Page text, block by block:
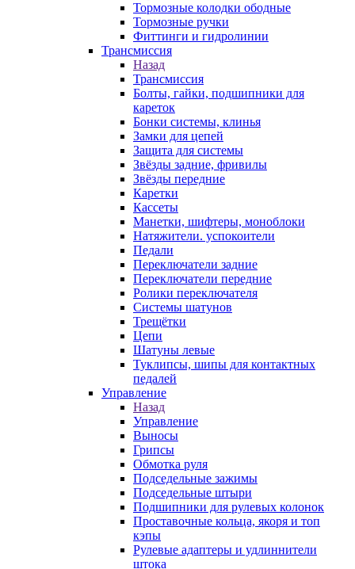
Тормозные колодки ободные
Тормозные ручки
Фиттинги и гидролинии
Трансмиссия
Назад
Трансмиссия
Болты, гайки, подшипники для
кареток
Бонки системы, клинья
Замки для цепей
Защита для системы
Звёзды задние, фривилы
Звёзды передние
Каретки
Кассеты
Манетки, шифтеры, моноблоки
Натяжители. успокоители
Педали
Переключатели задние
Переключатели передние
Ролики переключателя
Системы шатунов
Трещётки
Цепи
Шатуны левые
Туклипсы, шипы для контактных
педалей
Управление
Назад
Управление
Выносы
Грипсы
Обмотка руля
Подседельные зажимы
Подседельные штыри
Подшипники для рулевых колонок
Проставочные кольца, якоря и топ
кэпы
Рулевые адаптеры и удлиннители
штока